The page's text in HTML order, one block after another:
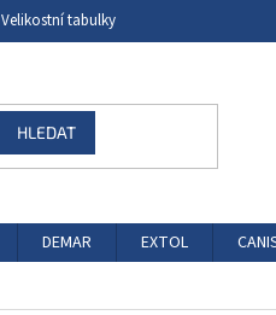
Velikostní tabulky
HLEDAT
DEMAR EXTOL